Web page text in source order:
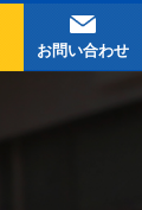
お問い合わせ